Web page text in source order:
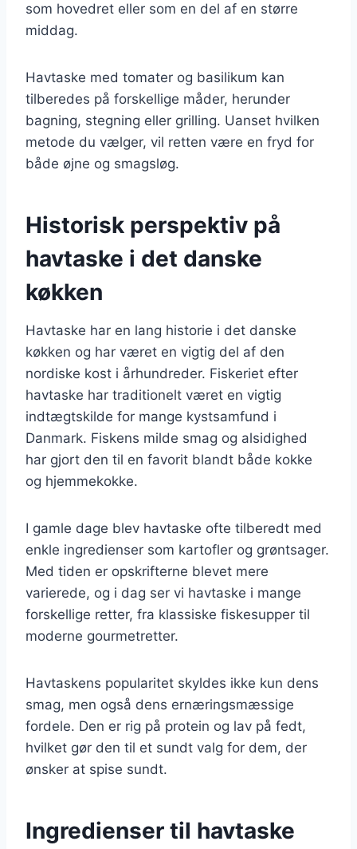
som hovedret eller som en del af en større
middag.
Havtaske med tomater og basilikum kan
tilberedes på forskellige måder, herunder
bagning, stegning eller grilling. Uanset hvilken
metode du vælger, vil retten være en fryd for
både øjne og smagsløg.
Historisk perspektiv på
havtaske i det danske
køkken
Havtaske har en lang historie i det danske
køkken og har været en vigtig del af den
nordiske kost i århundreder. Fiskeriet efter
havtaske har traditionelt været en vigtig
indtægtskilde for mange kystsamfund i
Danmark. Fiskens milde smag og alsidighed
har gjort den til en favorit blandt både kokke
og hjemmekokke.
I gamle dage blev havtaske ofte tilberedt med
enkle ingredienser som kartofler og grøntsager.
Med tiden er opskrifterne blevet mere
varierede, og i dag ser vi havtaske i mange
forskellige retter, fra klassiske fiskesupper til
moderne gourmetretter.
Havtaskens popularitet skyldes ikke kun dens
smag, men også dens ernæringsmæssige
fordele. Den er rig på protein og lav på fedt,
hvilket gør den til et sundt valg for dem, der
ønsker at spise sundt.
Ingredienser til havtaske